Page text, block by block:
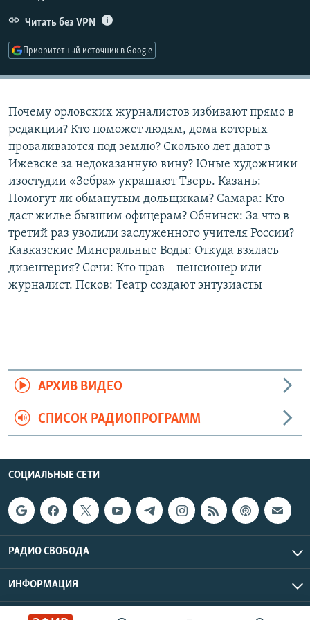
РАСПИСАНИЕ ВЕЩАНИЯ
СОЦИАЛЬНЫЕ СЕТИ
Все сайты РСЕ/РС
Читать без VPN
Приоритетный источник в Google
Почему орловских журналистов избивают прямо в
редакции? Кто поможет людям, дома которых
проваливаются под землю? Сколько лет дают в
Ижевске за недоказанную вину? Юные художники
изостудии «Зебра» украшают Тверь. Казань:
Помогут ли обманутым дольщикам? Самара: Кто
даст жилье бывшим офицерам? Обнинск: За что в
третий раз уволили заслуженного учителя России?
Кавказские Минеральные Воды: Откуда взялась
дизентерия? Сочи: Кто прав – пенсионер или
журналист. Псков: Театр создают энтузиасты
АРХИВ ВИДЕО
СПИСОК РАДИОПРОГРАММ
СОЦИАЛЬНЫЕ СЕТИ
РАДИО СВОБОДА
ИНФОРМАЦИЯ